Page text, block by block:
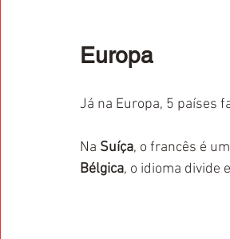
Europa
Já na Europa, 5 países
Na Suíça, o francês é
Bélgica, o idioma divide